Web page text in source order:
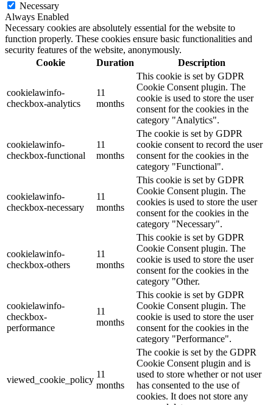
Necessary
Always Enabled
Necessary cookies are absolutely essential for the website to
function properly. These cookies ensure basic functionalities and
security features of the website, anonymously.
Cookie
Duration Description
cookielawinfo-
checkbox-analytics
11
months
This cookie is set by GDPR
Cookie Consent plugin. The
cookie is used to store the user
consent for the cookies in the
category "Analytics".
cookielawinfo-
checkbox-functional
11
months
The cookie is set by GDPR
cookie consent to record the user
consent for the cookies in the
category "Functional".
cookielawinfo-
checkbox-necessary
11
months
This cookie is set by GDPR
Cookie Consent plugin. The
cookies is used to store the user
consent for the cookies in the
category "Necessary".
cookielawinfo-
checkbox-others
11
months
This cookie is set by GDPR
Cookie Consent plugin. The
cookie is used to store the user
consent for the cookies in the
category "Other.
cookielawinfo-
checkbox-
performance
11
months
This cookie is set by GDPR
Cookie Consent plugin. The
cookie is used to store the user
consent for the cookies in the
category "Performance".
viewed_cookie_policy
11
months
The cookie is set by the GDPR
Cookie Consent plugin and is
used to store whether or not user
has consented to the use of
cookies. It does not store any